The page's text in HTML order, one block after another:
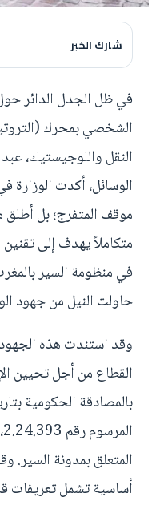
شارك الخبر
في ظل الجدل الدائر
الشخصي بمحرك
النقل واللوجيستيك،
الوسائل، أكدت
متكاملاً يهدف إلى
في منظومة السير
حاولت النيل من جهود
وقد استندت هذه الجهود
القطاع من أجل تحيين
المتعلق بمدونة السير.
أساسية تشمل تعريفات